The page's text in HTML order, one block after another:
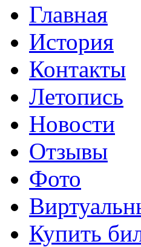
Главная
История
Контакты
Летопись
Новости
Отзывы
Фото
Купить